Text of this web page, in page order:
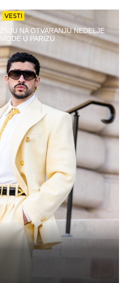
VESTI
NA OTVARANJU NEDELJE
U PARIZU